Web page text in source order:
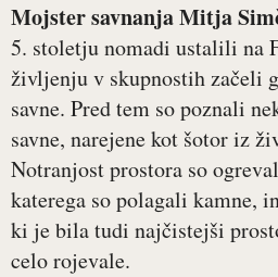
Mojster savnanja Mitja
5. stoletju nomadi ustalili na
življenju v skupnostih začeli
savne. Pred tem so poznali
savne, narejene kot šotor iz
Notranjost prostora so
katerega so polagali kamne,
ki je bila tudi najčistejši
celo rojevale.